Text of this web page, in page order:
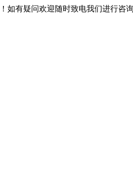
如有疑问欢迎随时致电我们进行咨询